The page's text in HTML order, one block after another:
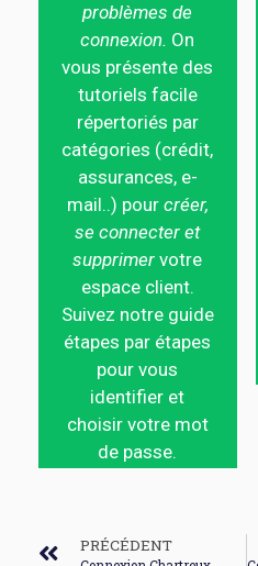
problèmes de
connexion. On
vous présente des
tutoriels facile
répertoriés par
catégories (crédit,
assurances, e-
mail..) pour créer,
se connecter et
supprimer votre
espace client.
Suivez notre guide
étapes par étapes
pour vous
identifier et
choisir votre mot
de passe.
PRÉCÉDENT